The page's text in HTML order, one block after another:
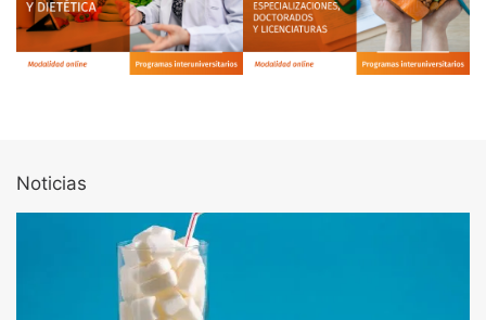
Noticias